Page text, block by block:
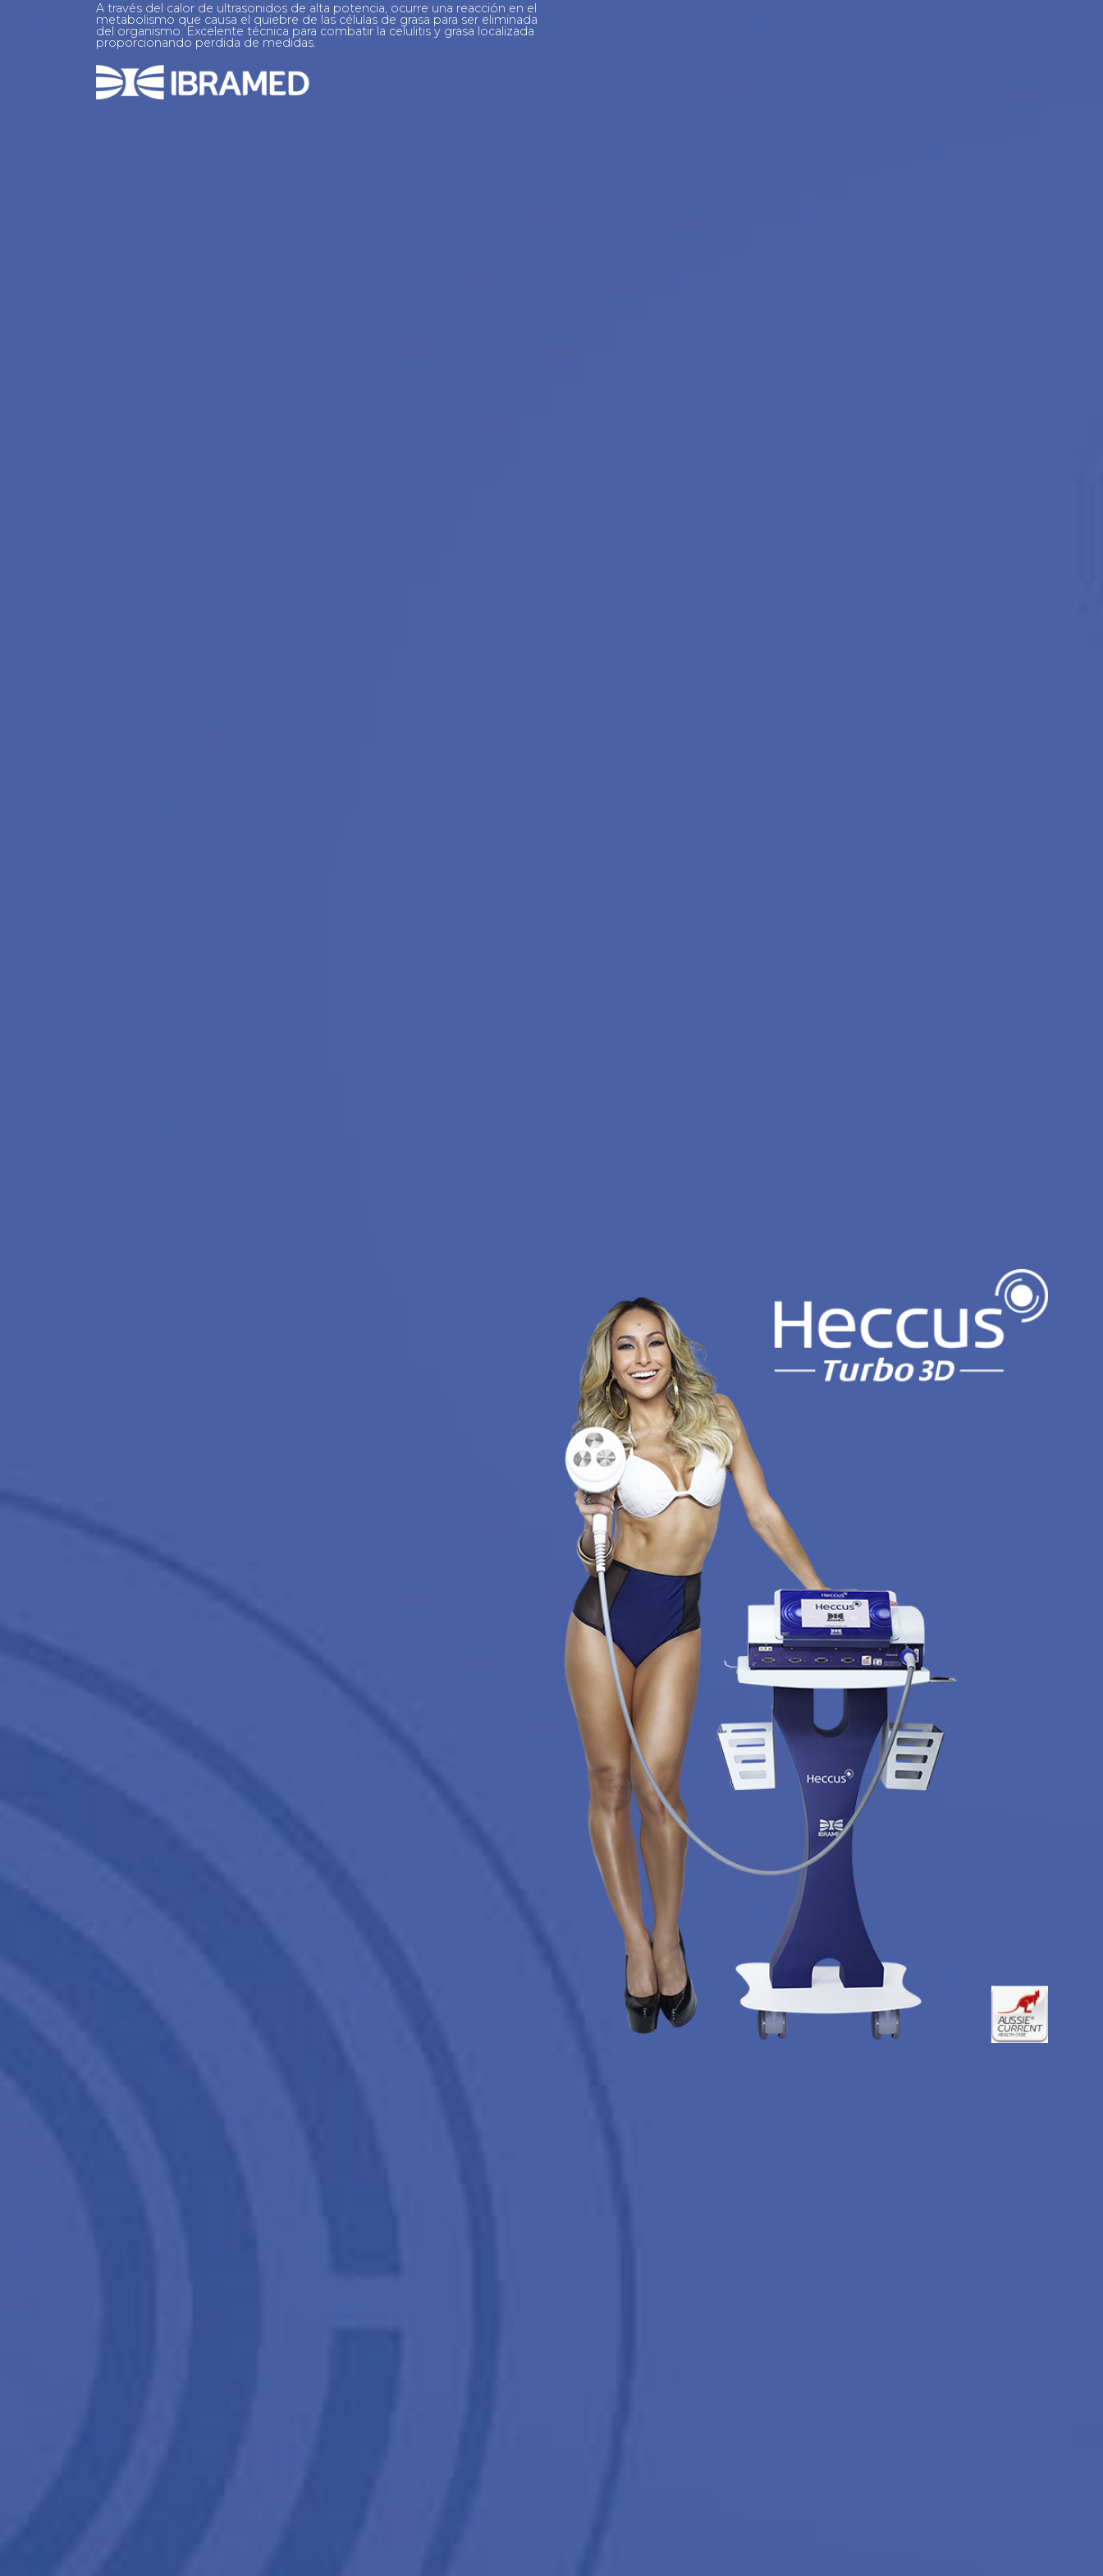
A través del calor de ultrasonidos de alta potencia, ocurre una reacción en el
metabolismo que causa el quiebre de las células de grasa para ser eliminada
del organismo. Excelente técnica para combatir la celulitis y grasa localizada
proporcionando perdida de medidas.